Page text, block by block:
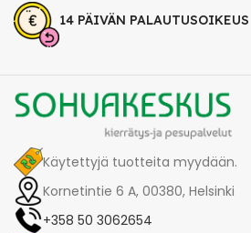
14 PÄIVÄN PALAUTUSOIKEUS
Käytettyjä tuotteita myydään.
Kornetintie 6 A, 00380, Helsinki
+358 50 3062654